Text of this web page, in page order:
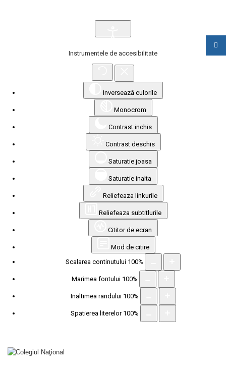
Instrumentele de accesibilitate
Inversează culorile
Monocrom
Contrast inchis
Contrast deschis
Saturatie joasa
Saturatie inalta
Reliefeaza linkurile
Reliefeaza subtitlurile
Cititor de ecran
Mod de citire
Scalarea continutului 100%
Marimea fontului 100%
Inaltimea randului 100%
Spatierea literelor 100%